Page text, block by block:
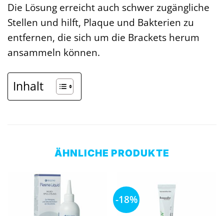
Die Lösung erreicht auch schwer zugängliche
Stellen und hilft, Plaque und Bakterien zu
entfernen, die sich um die Brackets herum
ansammeln können.
Inhalt
ÄHNLICHE PRODUKTE
-18%